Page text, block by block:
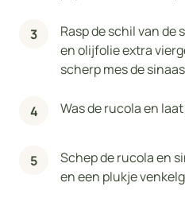
Rasp de schil van de
en olijfolie extra
scherp mes de
Was de rucola en
Schep de rucola en
en een plukje